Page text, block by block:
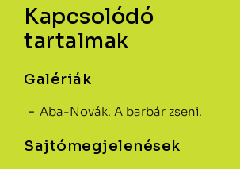
Kapcsolódó
tartalmak
Galériák
Aba-Novák. A barbár zseni.
Sajtómegjelenések